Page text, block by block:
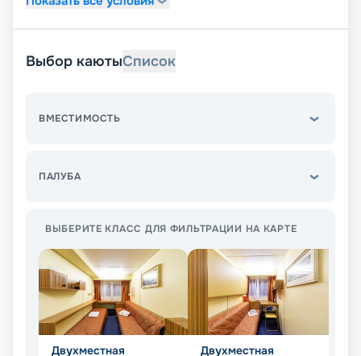
Выбор каютыСписок
ВМЕСТИМОСТЬ
ПАЛУБА
ВЫБЕРИТЕ КЛАСС ДЛЯ ФИЛЬТРАЦИИ НА КАРТЕ
Двухместная Двухместная